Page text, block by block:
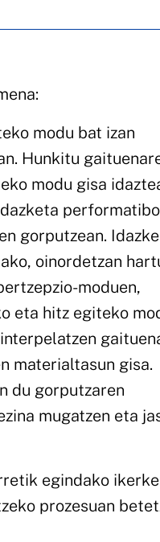
modu bat izan
Hunkitu
modu gisa
gorputzean.
oinordetzan
moduen,
eta hitz egiteko
materialtasun gisa.
du gorputzaren
mugatzen eta
egindako
prozesuan